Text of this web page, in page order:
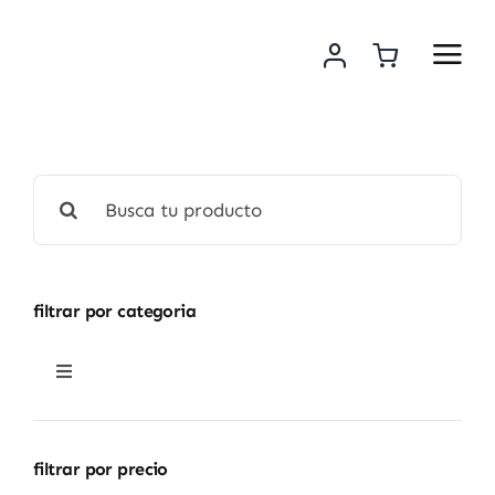
filtrar por categoria
Toggle
filtrar por precio